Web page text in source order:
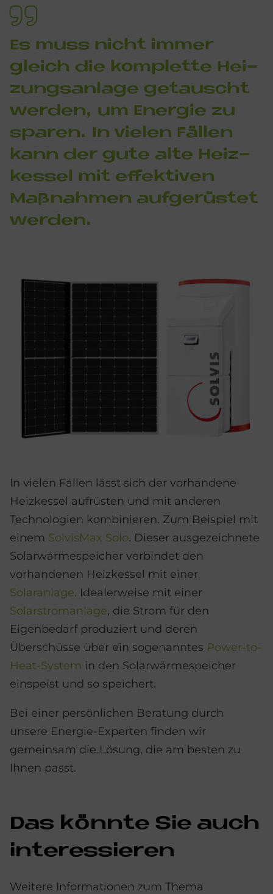
Es muss nicht im­mer
gleich die kom­plet­te Hei­
zungs­an­la­ge ge­tau­scht
wer­den, um En­er­gie zu
spa­ren. In vie­len Fäl­len
kann der gute alte Heiz­
kes­sel mit ef­fek­ti­ven
Maß­nah­men auf­ge­rü­stet
wer­den.
In vielen Fällen lässt sich der vorhandene
Heizkessel aufrüsten und mit anderen
Technologien kombinieren. Zum Beispiel mit
einem SolvisMax Solo. Dieser ausgezeichnete
Solarwärmespeicher verbindet den
vorhandenen Heizkessel mit einer
Solaranlage. Idealerweise mit einer
Solarstromanlage, die Strom für den
Eigenbedarf produziert und deren
Überschüsse über ein sogenanntes Power-to-
Heat-System in den Solarwärmespeicher
einspeist und so speichert.
Bei einer persönlichen Beratung durch
unsere Energie-Experten finden wir
gemeinsam die Lösung, die am besten zu
Ihnen passt.
Das könn­te Sie auch
in­ter­es­sie­ren
Weitere Informationen zum Thema